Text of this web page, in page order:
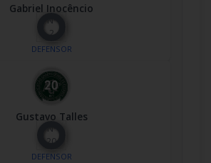
Gabriel Inocêncio
Nº
2
DEFENSOR
Gustavo Talles
Nº
20
DEFENSOR